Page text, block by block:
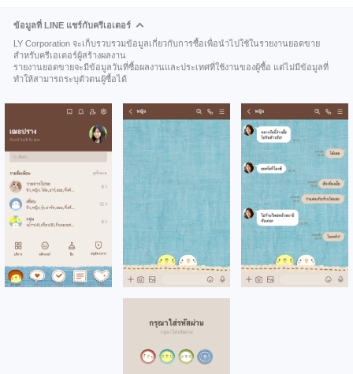
ข้อมูลที่ LINE แชร์กับครีเอเตอร์
LY Corporation จะเก็บรวบรวมข้อมูลเกี่ยวกับการซื้อเพื่อนำไปใช้ในรายงานยอดขาย
สำหรับครีเอเตอร์ผู้สร้างผลงาน
รายงานยอดขายจะมีข้อมูลวันที่ซื้อผลงานและประเทศที่ใช้งานของผู้ซื้อ แต่ไม่มีข้อมูลที่
ทำให้สามารถระบุตัวตนผู้ซื้อได้